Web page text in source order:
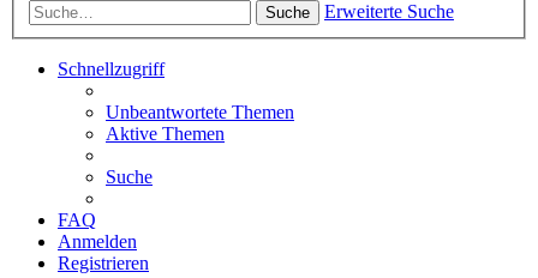
Suche Erweiterte Suche
Schnellzugriff
Unbeantwortete Themen
Aktive Themen
Suche
FAQ
Anmelden
Registrieren